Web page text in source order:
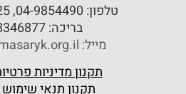
טלפון: 04-9854490
, 052-8346825
בריכה:
מייל: orchan@masaryk.org.il
תקנון מדיניות
תקנון תנאי